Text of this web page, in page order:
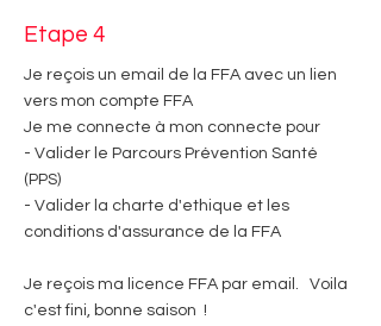
Etape 4
Je reçois un email de la FFA avec un lien
vers mon compte FFA
Je me connecte à mon connecte pour
- Valider le Parcours Prévention Santé
(PPS)
- Valider la charte d'ethique et les
conditions d'assurance de la FFA
Je reçois ma licence FFA par email. Voila
c'est fini, bonne saison !